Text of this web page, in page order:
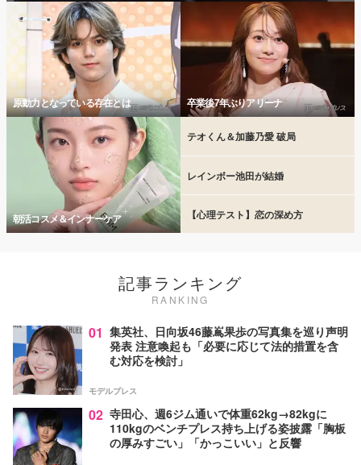
原動力となっている存在とは 卒業後7年ぶりアリーナ
朝活コスメ＆インナーケア
テオくん＆加藤乃愛 破局
レインボー池田が結婚
【心理テスト】恋の深め方
記事ランキング
RANKING
01 集英社、日向坂46藤嶌果歩の写真集を巡り声明
発表 注意喚起も「必要に応じて法的措置を含
む対応を検討」
モデルプレス
02 寺田心、週6ジム通いで体重62kg→82kgに
110kgのベンチプレス持ち上げる姿披露「胸板
の厚みすごい」「かっこいい」と反響